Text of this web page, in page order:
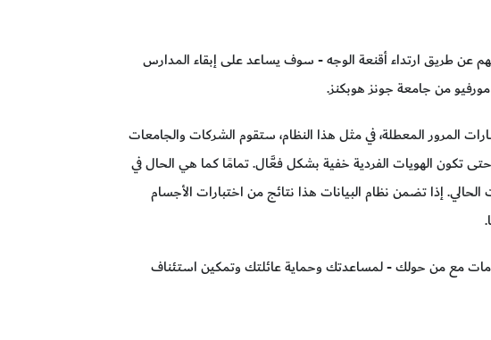
عن طريق ارتداء أقنعة الوجه - سوف يساعد على إبقاء المدارس
من جامعة جونز هوبكنز.
المرور المعطلة، في مثل هذا النظام، ستقوم الشركات والجامعات
تكون الهويات الفردية خفية بشكل فعَّال. تمامًا كما هي الحال في
إذا تضمن نظام البيانات هذا نتائج من اختبارات الأجسام
مع من حولك - لمساعدتك وحماية عائلتك وتمكين استئناف